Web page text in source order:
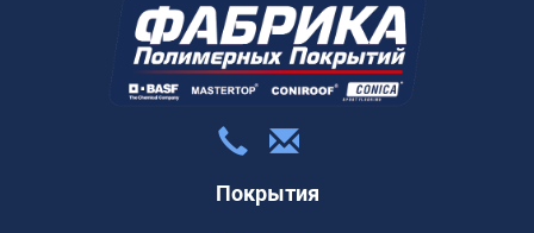
Покрытия